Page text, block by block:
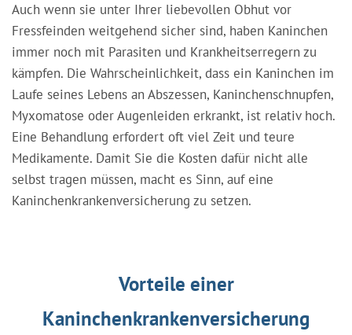
Auch wenn sie unter Ihrer liebevollen Obhut vor
Fressfeinden weitgehend sicher sind, haben Kaninchen
immer noch mit Parasiten und Krankheitserregern zu
kämpfen. Die Wahrscheinlichkeit, dass ein Kaninchen im
Laufe seines Lebens an Abszessen, Kaninchenschnupfen,
Myxomatose oder Augenleiden erkrankt, ist relativ hoch.
Eine Behandlung erfordert oft viel Zeit und teure
Medikamente. Damit Sie die Kosten dafür nicht alle
selbst tragen müssen, macht es Sinn, auf eine
Kaninchenkrankenversicherung zu setzen.
Vorteile einer
Kaninchenkrankenversicherung